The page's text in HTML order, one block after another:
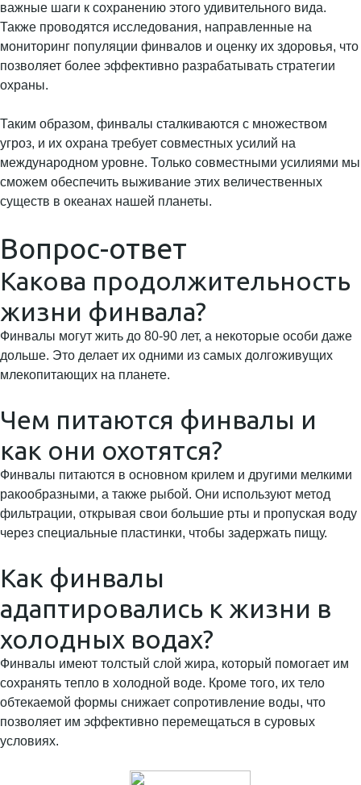
важные шаги к сохранению этого удивительного вида.
Также проводятся исследования, направленные на
мониторинг популяции финвалов и оценку их здоровья, что
позволяет более эффективно разрабатывать стратегии
охраны.
Таким образом, финвалы сталкиваются с множеством
угроз, и их охрана требует совместных усилий на
международном уровне. Только совместными усилиями мы
сможем обеспечить выживание этих величественных
существ в океанах нашей планеты.
Вопрос-ответ
Какова продолжительность
жизни финвала?
Финвалы могут жить до 80-90 лет, а некоторые особи даже
дольше. Это делает их одними из самых долгоживущих
млекопитающих на планете.
Чем питаются финвалы и
как они охотятся?
Финвалы питаются в основном крилем и другими мелкими
ракообразными, а также рыбой. Они используют метод
фильтрации, открывая свои большие рты и пропуская воду
через специальные пластинки, чтобы задержать пищу.
Как финвалы
адаптировались к жизни в
холодных водах?
Финвалы имеют толстый слой жира, который помогает им
сохранять тепло в холодной воде. Кроме того, их тело
обтекаемой формы снижает сопротивление воды, что
позволяет им эффективно перемещаться в суровых
условиях.